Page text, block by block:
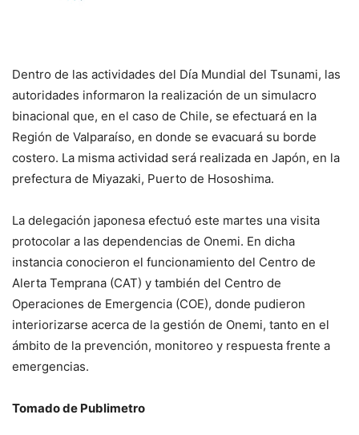
Dentro de las actividades del Día Mundial del Tsunami, las
autoridades informaron la realización de un simulacro
binacional que, en el caso de Chile, se efectuará en la
Región de Valparaíso, en donde se evacuará su borde
costero. La misma actividad será realizada en Japón, en la
prefectura de Miyazaki, Puerto de Hososhima.
La delegación japonesa efectuó este martes una visita
protocolar a las dependencias de Onemi. En dicha
instancia conocieron el funcionamiento del Centro de
Alerta Temprana (CAT) y también del Centro de
Operaciones de Emergencia (COE), donde pudieron
interiorizarse acerca de la gestión de Onemi, tanto en el
ámbito de la prevención, monitoreo y respuesta frente a
emergencias.
Tomado de Publimetro